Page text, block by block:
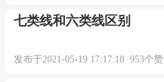
七类线和六类线区别
发布于2021-05-19 17:17:18 953个赞